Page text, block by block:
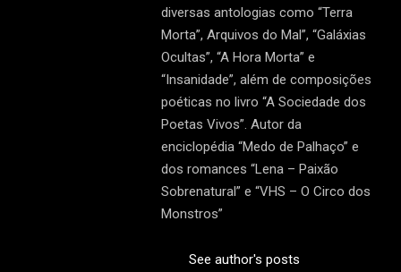
diversas antologias como “Terra
Morta”, Arquivos do Mal”, “Galáxias
Ocultas”, “A Hora Morta” e
“Insanidade”, além de composições
poéticas no livro “A Sociedade dos
Poetas Vivos”. Autor da
enciclopédia “Medo de Palhaço” e
dos romances “Lena – Paixão
Sobrenatural” e “VHS – O Circo dos
Monstros”
See author's posts